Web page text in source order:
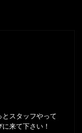
スタッフやって
来て下さい！